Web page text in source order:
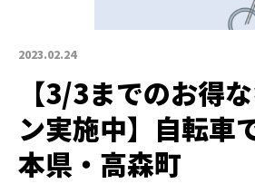
2023.02.24
【3/3までのお得
ン実施中】自転車
本県・高森町